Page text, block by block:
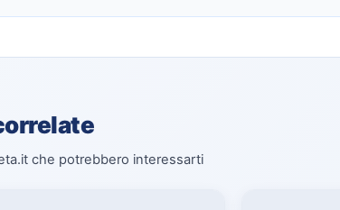
che potrebbero interessarti